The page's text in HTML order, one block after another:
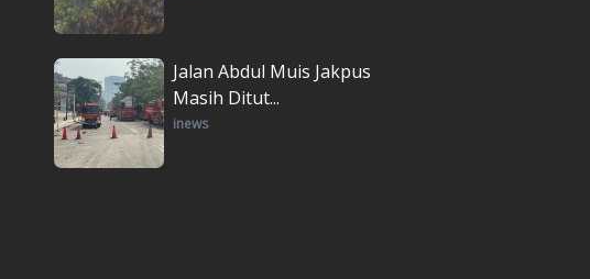
Jalan Abdul Muis Jakpus
Masih Ditut...
inews